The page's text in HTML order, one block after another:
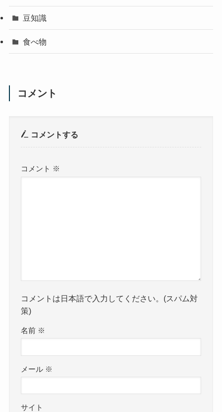
豆知識
食べ物
コメント
コメントする
コメント ※
コメントは日本語で入力してください。(スパム対
策)
名前 ※
メール ※
サイト